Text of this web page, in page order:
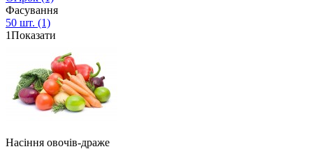
Фасування
50 шт. (1)
1Показати
Насіння овочів-драже